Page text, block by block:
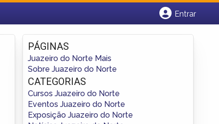
Entrar
Fazer login
Criar conta
PÁGINAS
Juazeiro do Norte Mais
Sobre Juazeiro do Norte
CATEGORIAS
Cursos Juazeiro do Norte
Eventos Juazeiro do Norte
Exposição Juazeiro do Norte